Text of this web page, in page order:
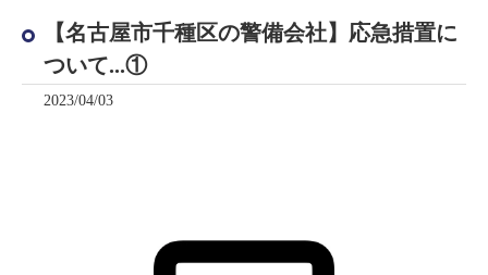
【名古屋市千種区の警備会社】応急措置に
ついて...①
2023/04/03